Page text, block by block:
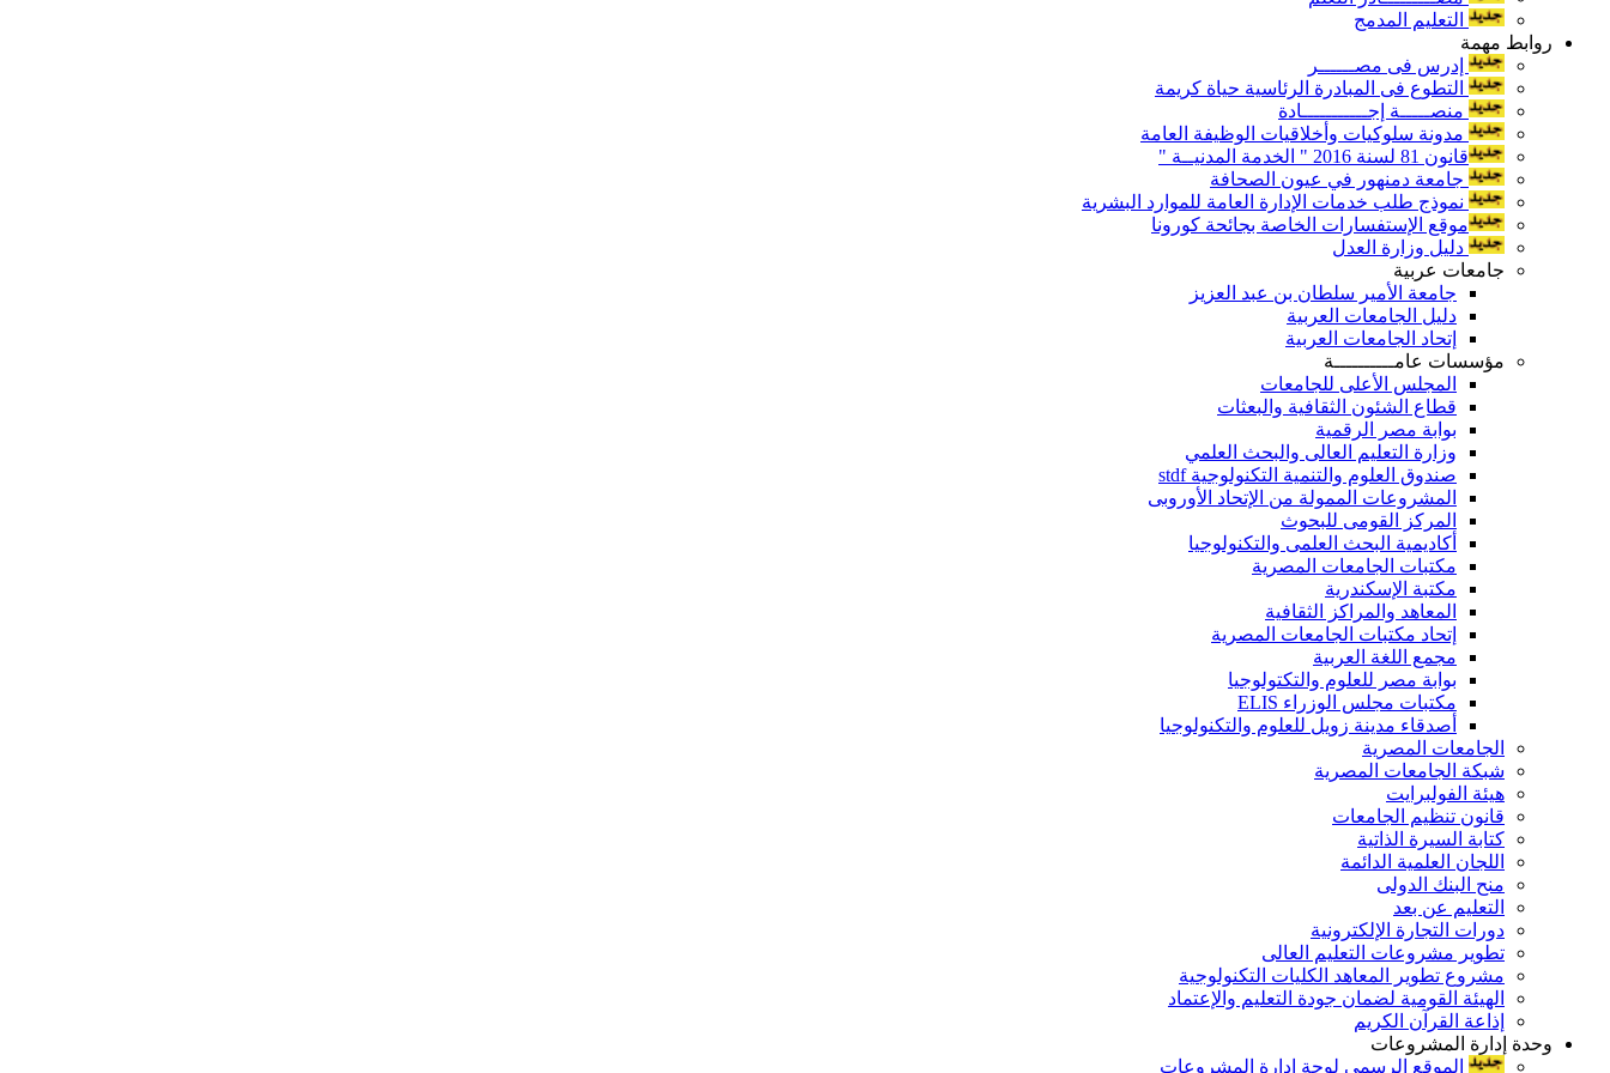
التعليم المدمج
روابط مهمة
إدرس فى مصــــــر
التطوع فى المبادرة الرئاسية حياة كريمة
منصـــــة إجـــــــــــادة
مدونة سلوكيات وأخلاقيات الوظيفة العامة
قانون 81 لسنة 2016 " الخدمة المدنيــة "
جامعة دمنهور في عيون الصحافة
نموذج طلب خدمات الإدارة العامة للموارد البشرية
موقع الإستفسارات الخاصة بجائحة كورونا
دليل وزارة العدل
جامعات عربية
جامعة الأمير سلطان بن عبد العزيز
دليل الجامعات العربية
إتحاد الجامعات العربية
مؤسسات عامــــــــــة
المجلس الأعلى للجامعات
قطاع الشئون الثقافية والبعثات
بوابة مصر الرقمية
وزارة التعليم العالى والبحث العلمي
صندوق العلوم والتنمية التكنولوجية stdf
المشروعات الممولة من الإتحاد الأوروبى
المركز القومى للبحوث
أكاديمية البحث العلمى والتكنولوجيا
مكتبات الجامعات المصرية
مكتبة الإسكندرية
المعاهد والمراكز الثقافية
إتحاد مكتبات الجامعات المصرية
مجمع اللغة العربية
بوابة مصر للعلوم والتكتولوجيا
مكتبات مجلس الوزراء ELIS
أصدقاء مدينة زويل للعلوم والتكنولوجيا
الجامعات المصرية
شبكة الجامعات المصرية
هيئة الفولبرايت
قانون تنظيم الجامعات
كتابة السيرة الذاتية
اللجان العلمية الدائمة
منح البنك الدولى
التعليم عن بعد
دورات التجارة الإلكترونية
تطوير مشروعات التعليم العالى
مشروع تطوير المعاهد الكليات التكنولوجية
الهيئة القومية لضمان جودة التعليم والإعتماد
إذاعة القرآن الكريم
وحدة إدارة المشروعات
الموقع الرسمى لوحة إدارة المشروعات